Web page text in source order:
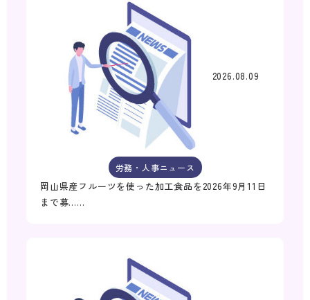
2026.08.09
労務・人事ニュース
岡山県産フルーツを使った加工食品を2026年9月11日
まで募……